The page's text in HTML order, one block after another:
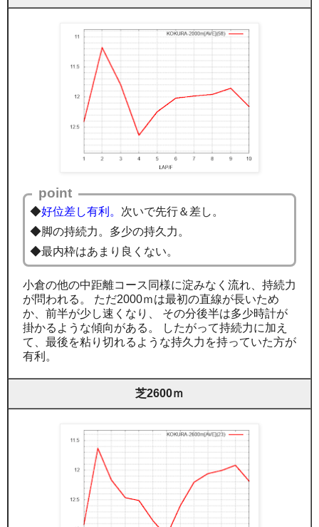
point
◆好位差し有利。 次いで先行＆差し。
◆脚の持続力。多少の持久力。
◆最内枠はあまり良くない。
小倉の他の中距離コース同様に淀みなく流れ、持続力
が問われる。 ただ2000ｍは最初の直線が長いため
か、前半が少し速くなり、 その分後半は多少時計が
掛かるような傾向がある。 したがって持続力に加え
て、最後を粘り切れるような持久力を持っていた方が
有利。
芝2600ｍ